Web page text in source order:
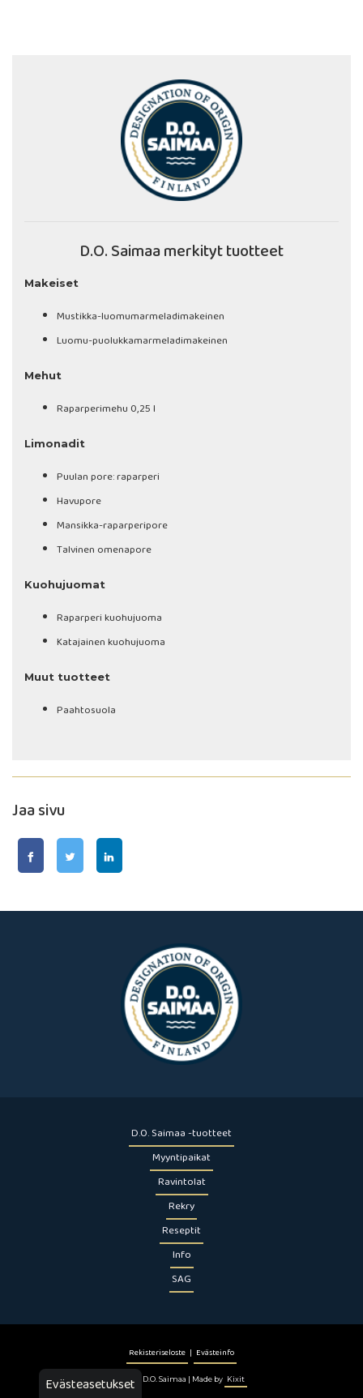
D.O. Saimaa merkityt tuotteet
Makeiset
Mustikka-luomumarmeladimakeinen
Luomu-puolukkamarmeladimakeinen
Mehut
Raparperimehu 0,25 l
Limonadit
Puulan pore: raparperi
Havupore
Mansikka-raparperipore
Talvinen omenapore
Kuohujuomat
Raparperi kuohujuoma
Katajainen kuohujuoma
Muut tuotteet
Paahtosuola
Jaa sivu
D.O. Saimaa -tuotteet
Myyntipaikat
Ravintolat
Rekry
Reseptit
Info
SAG
Rekisteriseloste | Evästeinfo
© 2026 D.O. Saimaa | Made by Kixit
Evästeasetukset